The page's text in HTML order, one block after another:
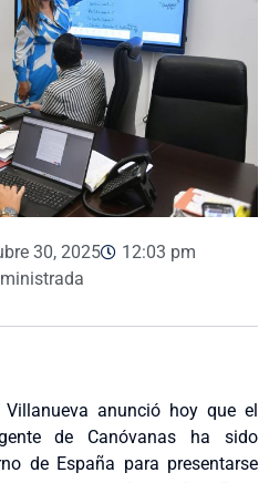
30, 2025
12:03 pm
anunció hoy que el
de Canóvanas ha sido
de España para presentarse